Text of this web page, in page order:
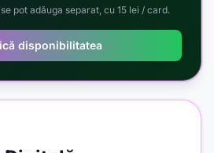
pot adăuga separat, cu 15 lei / card.
disponibilitatea